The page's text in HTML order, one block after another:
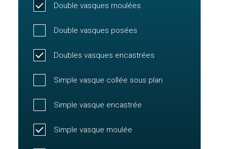
Double vasques moulées
Double vasques posées
Doubles vasques encastrées
Simple vasque collée sous plan
Simple vasque encastrée
Simple vasque moulée